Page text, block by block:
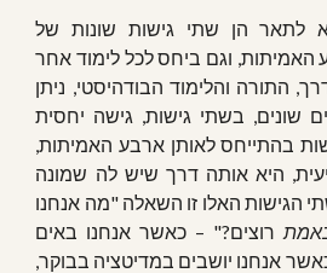
לתאר הן שתי גישות שונות של
וגם ביחס לכל לימוד אחר
התורה והלימוד הבודהיסטי, ניתן
שונים, בשתי גישות, גישה יחסית
בהתייחס לאותן ארבע האמיתות,
היא אותה דרך שיש לה שמונה
הגישות האלו זו השאלה "מה אנחנו
רוצים?" – כאשר אנחנו באים
אנחנו יושבים במדיטציה בבוקר,